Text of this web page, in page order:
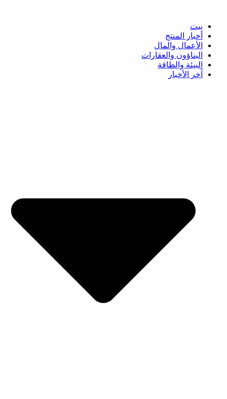
بيت
أخبار المنتج
الأعمال والمال
البناؤون والعقارات
البيئة والطاقة
آخر الأخبار